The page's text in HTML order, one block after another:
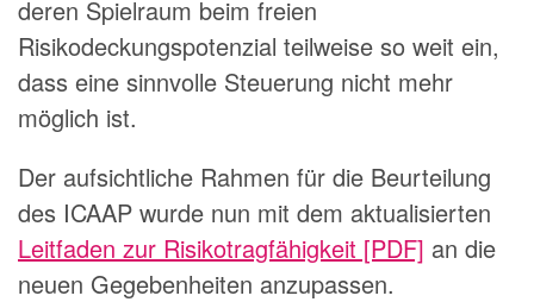
deren Spielraum beim freien
Risikodeckungspotenzial teilweise so weit ein,
dass eine sinnvolle Steuerung nicht mehr
möglich ist.
Der aufsichtliche Rahmen für die Beurteilung
des ICAAP wurde nun mit dem aktualisierten
Leitfaden zur Risikotragfähigkeit [PDF] an die
neuen Gegebenheiten anzupassen.